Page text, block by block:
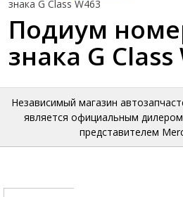
знака G Class W463
Подиум
знака G Class
Независимый магазин
является официальным
представителем